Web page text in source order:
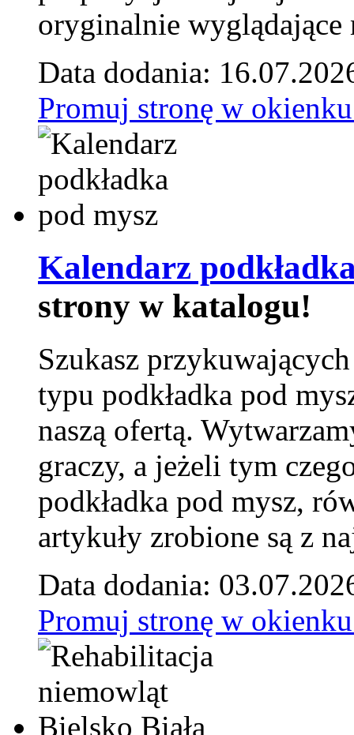
oryginalnie wyglądające
Data dodania:
Promuj stronę w
Kalendarz
strony w katalogu!
Szukasz
typu podkładka pod
naszą ofertą.
graczy, a jeżeli tym
podkładka pod mysz,
artykuły zrobione są z
Data dodania:
Promuj stronę w